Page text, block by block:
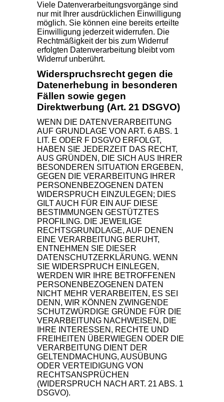
Viele Datenverarbeitungsvorgänge sind
nur mit Ihrer ausdrücklichen Einwilligung
möglich. Sie können eine bereits erteilte
Einwilligung jederzeit widerrufen. Die
Rechtmäßigkeit der bis zum Widerruf
erfolgten Datenverarbeitung bleibt vom
Widerruf unberührt.
Widerspruchsrecht gegen die
Datenerhebung in besonderen
Fällen sowie gegen
Direktwerbung (Art. 21 DSGVO)
WENN DIE DATENVERARBEITUNG
AUF GRUNDLAGE VON ART. 6 ABS. 1
LIT. E ODER F DSGVO ERFOLGT,
HABEN SIE JEDERZEIT DAS RECHT,
AUS GRÜNDEN, DIE SICH AUS IHRER
BESONDEREN SITUATION ERGEBEN,
GEGEN DIE VERARBEITUNG IHRER
PERSONENBEZOGENEN DATEN
WIDERSPRUCH EINZULEGEN; DIES
GILT AUCH FÜR EIN AUF DIESE
BESTIMMUNGEN GESTÜTZTES
PROFILING. DIE JEWEILIGE
RECHTSGRUNDLAGE, AUF DENEN
EINE VERARBEITUNG BERUHT,
ENTNEHMEN SIE DIESER
DATENSCHUTZERKLÄRUNG. WENN
SIE WIDERSPRUCH EINLEGEN,
WERDEN WIR IHRE BETROFFENEN
PERSONENBEZOGENEN DATEN
NICHT MEHR VERARBEITEN, ES SEI
DENN, WIR KÖNNEN ZWINGENDE
SCHUTZWÜRDIGE GRÜNDE FÜR DIE
VERARBEITUNG NACHWEISEN, DIE
IHRE INTERESSEN, RECHTE UND
FREIHEITEN ÜBERWIEGEN ODER DIE
VERARBEITUNG DIENT DER
GELTENDMACHUNG, AUSÜBUNG
ODER VERTEIDIGUNG VON
RECHTSANSPRÜCHEN
(WIDERSPRUCH NACH ART. 21 ABS. 1
DSGVO).